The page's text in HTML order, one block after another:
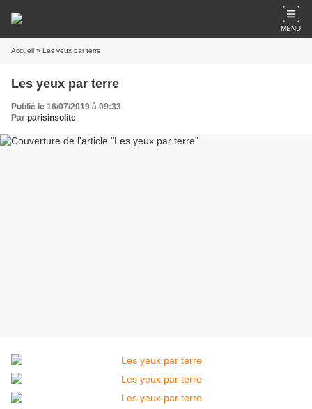
MENU
Accueil » Les yeux par terre
Les yeux par terre
Publié le 16/07/2019 à 09:33
Par parisinsolite